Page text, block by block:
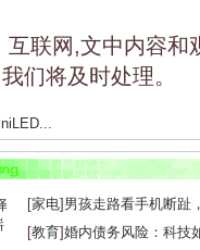
互联网,文中内容和
们将及时处理。
维...
[家电] 男孩走路看手机断趾
[教育]婚内债务风险：科技